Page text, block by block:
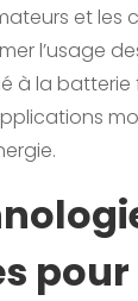
et les
l’usage
à la